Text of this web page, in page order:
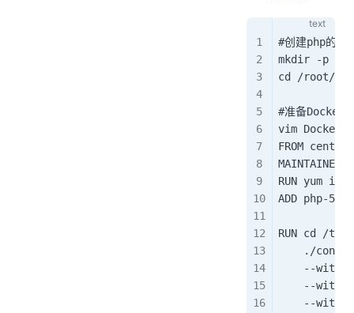
#创建php的镜
mkdir -p /
cd /root/
#准备
vim
FROM
RUN yum
ADD php-
RUN cd /tmp/
./
--with-
--with-
--with-